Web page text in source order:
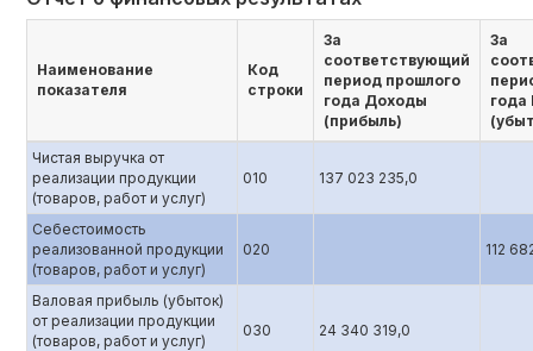
Наименование
показателя
Код
строки
За
соответствующий
период прошлого
года Доходы
(прибыль)
За
года
Чистая выручка от
реализации продукции
(товаров, работ и услуг)
010 137 023 235,0
Себестоимость
реализованной продукции
(товаров, работ и услуг)
020 112
Валовая прибыль (убыток)
от реализации продукции
(товаров, работ и услуг)
030 24 340 319,0